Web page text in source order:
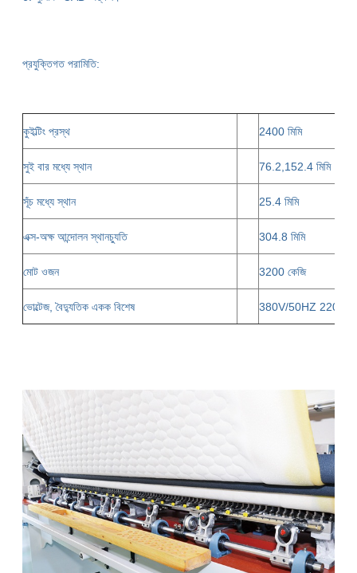
প্রযুক্তিগত পরামিতি:
কুইল্টিং প্রস্থ 2400 মিমি
সুই বার মধ্যে স্থান 76.2,152.4 মিমি
সূঁচ মধ্যে স্থান 25.4 মিমি
এক্স-অক্ষ আন্দোলন স্থানচ্যুতি 304.8 মিমি
মোট ওজন 3200 কেজি
ভোল্টেজ, বৈদ্যুতিক একক বিশেষ 380V/50HZ 220V/